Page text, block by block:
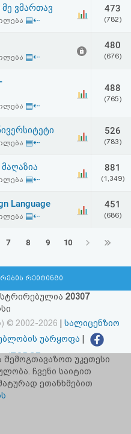
ვმართავ
▤⇠
473
(782)
▤⇠
480
(676)
▤⇠
488
(765)
▤⇠
526
(783)
▤⇠
881
(1,349)
Language
▤⇠
451
(686)
7 8 9 10
რეიტინგი
20307
© 2002-2026
სალიცენზიო
უარყოფა
TOP.GE
ვერსია ბმულზე
და ინტერნეტთან კავშირს
შემოგთავაზოთ უკეთესი
ჩვენი საიტით
ეთანხმებით